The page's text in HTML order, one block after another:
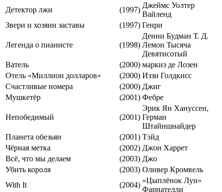
Детектор лжи
(1997)
Джеймс Уолтер
Вайленд
Звери и хозяин заставы
(1997) Генри
Легенда о пианисте (1998)
Денни Будман Т. Д.
Лемон Тысяча
Девятисотый
Ватель
(2000) маркиз де Лозен
Отель «Миллион долларов»
(2000) Иззи Голдкисс
Счастливые номера
(2000) Джиг
Мушкетёр
(2001) Фебре
Непобедимый (2001)
Эрик Ян Хануссен,
Герман
Штайншнайдер
Планета обезьян
(2001) Тэйд
Чёрная метка
(2002) Джон Харрет
Всё, что мы делаем
(2003) Джо
Убить короля
(2003) Оливер Кромвель
With It
(2004)
«Цыплёнок Луи»
Фарнателли